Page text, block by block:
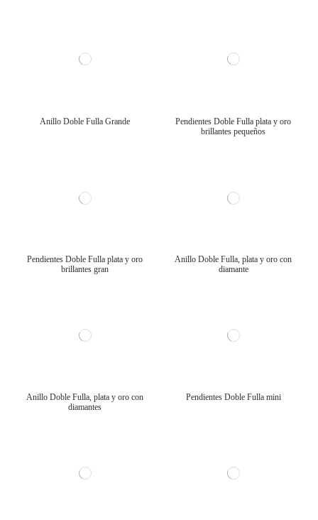
Anillo Doble Fulla Grande
Pendientes Doble Fulla plata y oro
brillantes pequeños
Pendientes Doble Fulla plata y oro
brillantes gran
Anillo Doble Fulla, plata y oro con
diamante
Anillo Doble Fulla, plata y oro con
diamantes
Pendientes Doble Fulla mini